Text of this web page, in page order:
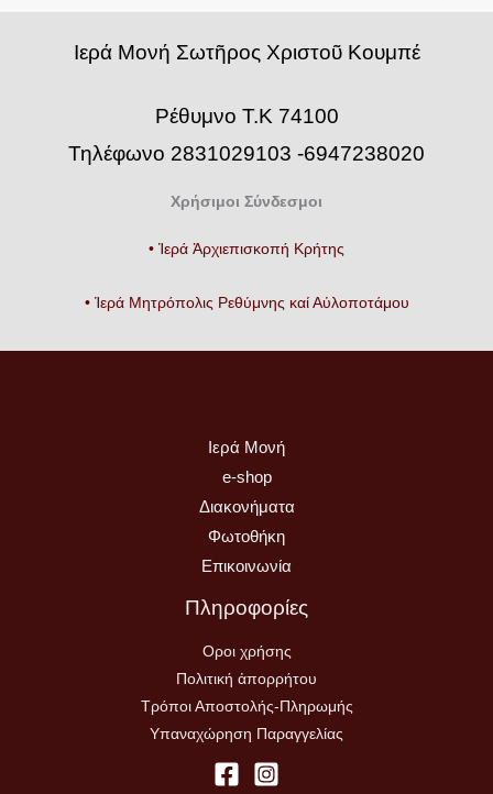
Iερά Μονή Σωτῆρος Χριστοῦ Κουμπέ
Ρέθυμνο Τ.Κ 74100
Τηλέφωνο 2831029103 -6947238020
Χρήσιμοι Σύνδεσμοι
• Ἱερά Ἀρχιεπισκοπή Κρήτης
• Ἱερά Μητρόπολις Ρεθύμνης καί Αὐλοποτάμου
Ιερά Μονή
e-shop
Διακονήματα
Φωτοθήκη
Επικοινωνία
Πληροφορίες
Οροι χρήσης
Πολιτική ἀπορρήτου
Τρόποι Αποστολής-Πληρωμής
Υπαναχώρηση Παραγγελίας